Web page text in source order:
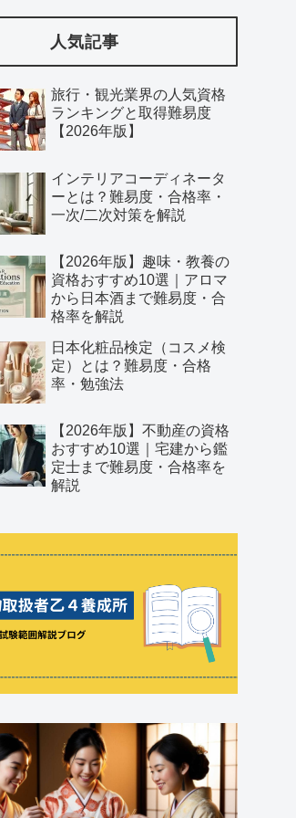
人気記事
旅行・観光業界の人気資格
ランキングと取得難易度
【2026年版】
インテリアコーディネータ
ーとは？難易度・合格率・
一次/二次対策を解説
【2026年版】趣味・教養の
資格おすすめ10選｜アロマ
から日本酒まで難易度・合
格率を解説
日本化粧品検定（コスメ検
定）とは？難易度・合格
率・勉強法
【2026年版】不動産の資格
おすすめ10選｜宅建から鑑
定士まで難易度・合格率を
解説